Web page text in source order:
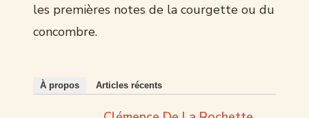
les premières notes de la courgette ou du
concombre.
À propos Articles récents